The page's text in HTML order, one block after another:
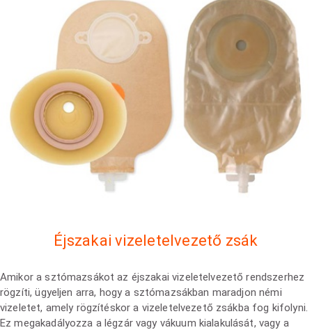
Éjszakai vizeletelvezető zsák
Amikor a sztómazsákot az éjszakai vizeletelvezető rendszerhez
rögzíti, ügyeljen arra, hogy a sztómazsákban maradjon némi
vizeletet, amely rögzítéskor a vizeletelvezető zsákba fog kifolyni.
Ez megakadályozza a légzár vagy vákuum kialakulását, vagy a